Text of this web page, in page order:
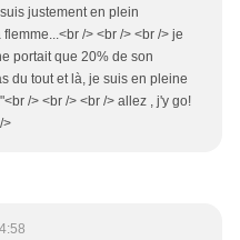
justement en plein
/> <br /> <br /> je
portait que 20% de son
du tout et là, je suis en pleine
/> <br /> <br /> allez , j'y go!
>